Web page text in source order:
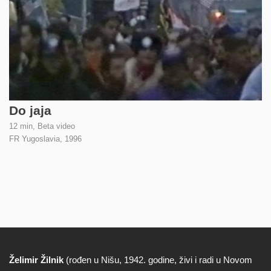
Do jaja
12 min, Beta video
FR Yugoslavia, 1996
Biografija
Želimir Žilnik (rođen u Nišu, 1942. godine, živi i radi u Novom